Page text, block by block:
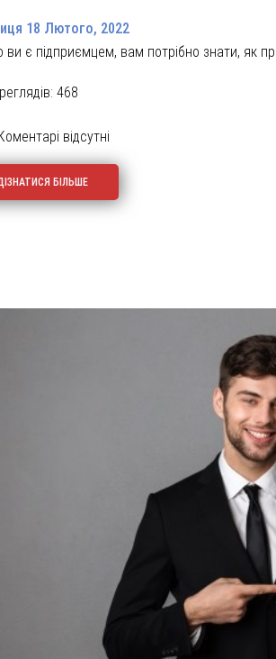
18 Лютого, 2022
ви є підприємцем, вам потрібно знати, як
468
відсутні
БІЛЬШЕ